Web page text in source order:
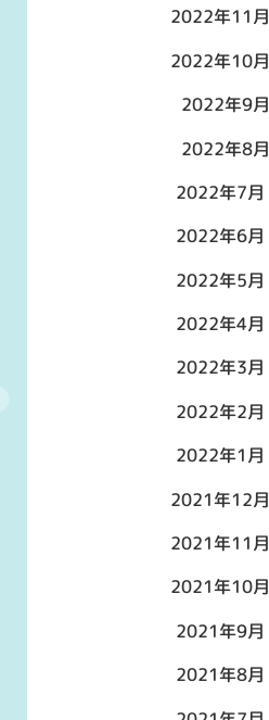
2022年11月
2022年10月
2022年9月
2022年8月
2022年7月
2022年6月
2022年5月
2022年4月
2022年3月
2022年2月
2022年1月
2021年12月
2021年11月
2021年10月
2021年9月
2021年8月